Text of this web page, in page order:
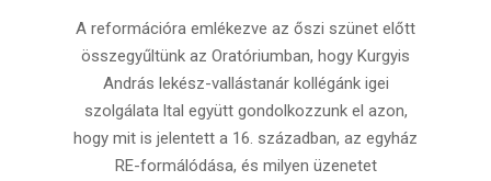
A reformációra emlékezve az őszi szünet előtt
összegyűltünk az Oratóriumban, hogy Kurgyis
András lekész-vallástanár kollégánk igei
szolgálata ltal együtt gondolkozzunk el azon,
hogy mit is jelentett a 16. században, az egyház
RE-formálódása, és milyen üzenetet